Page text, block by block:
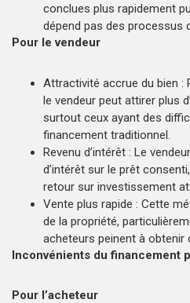
conclues plus rapidement
dépend pas des processus
Pour le vendeur
Attractivité accrue du bien :
le vendeur peut attirer plus
surtout ceux ayant des
financement traditionnel.
Revenu d’intérêt : Le
d’intérêt sur le prêt
retour sur investissement
Vente plus rapide : Cette
de la propriété,
acheteurs peinent à obtenir
Inconvénients du financement
Pour l’acheteur